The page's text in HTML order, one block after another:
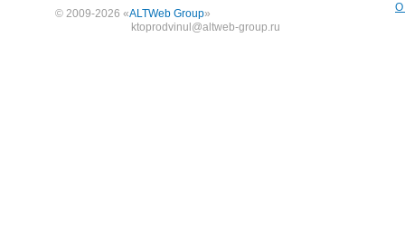
© 2009-2026 «ALTWeb Group»
ktoprodvinul@altweb-group.ru
О